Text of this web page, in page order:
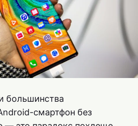
большинства
смартфон без